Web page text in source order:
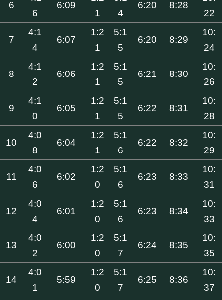
6
6
6:09
1
4
6:20 8:28
22
7
4:1
4
6:07
1:2
1
5:1
5
6:20 8:29
10:
24
8
4:1
2
6:06
1:2
1
5:1
5
6:21 8:30
10:
26
9
4:1
0
6:05
1:2
1
5:1
5
6:22 8:31
10:
28
10
4:0
8
6:04
1:2
1
5:1
6
6:22 8:32
10:
29
11
4:0
6
6:02
1:2
0
5:1
6
6:23 8:33
10:
31
12
4:0
4
6:01
1:2
0
5:1
6
6:23 8:34
10:
33
13
4:0
2
6:00
1:2
0
5:1
7
6:24 8:35
10:
35
14
4:0
1
5:59
1:2
0
5:1
7
6:25 8:36
10:
37